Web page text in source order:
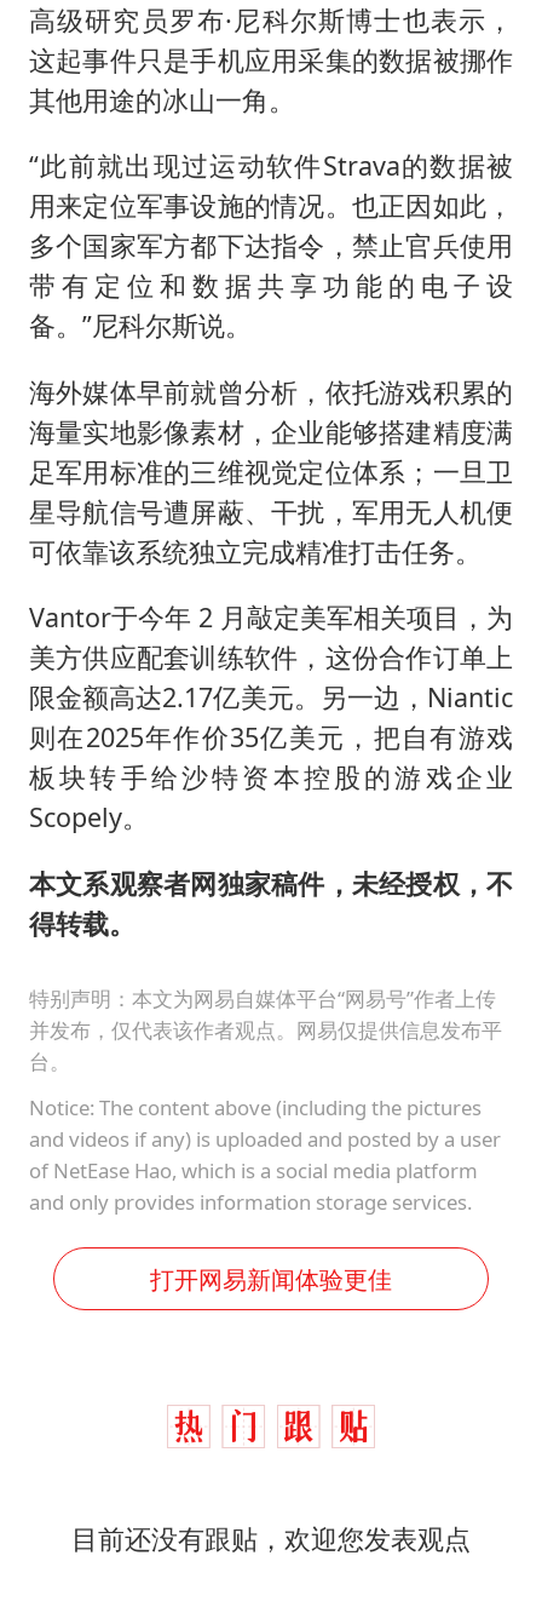
高级研究员罗布·尼科尔斯博士也表示，
这起事件只是手机应用采集的数据被挪作
其他用途的冰山一角。
“此前就出现过运动软件Strava的数据被
用来定位军事设施的情况。也正因如此，
多个国家军方都下达指令，禁止官兵使用
带有定位和数据共享功能的电子设
备。”尼科尔斯说。
海外媒体早前就曾分析，依托游戏积累的
海量实地影像素材，企业能够搭建精度满
足军用标准的三维视觉定位体系；一旦卫
星导航信号遭屏蔽、干扰，军用无人机便
可依靠该系统独立完成精准打击任务。
Vantor于今年 2 月敲定美军相关项目，为
美方供应配套训练软件，这份合作订单上
限金额高达2.17亿美元。另一边，Niantic
则在2025年作价35亿美元，把自有游戏
板块转手给沙特资本控股的游戏企业
Scopely。
本文系观察者网独家稿件，未经授权，不
得转载。
特别声明：本文为网易自媒体平台“网易号”作者上传
并发布，仅代表该作者观点。网易仅提供信息发布平
台。
Notice: The content above (including the pictures
and videos if any) is uploaded and posted by a user
of NetEase Hao, which is a social media platform
and only provides information storage services.
打开网易新闻体验更佳
目前还没有跟贴，欢迎您发表观点